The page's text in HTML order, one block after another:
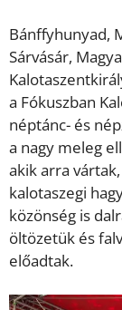
Bánffyhunyad,
Sárvásár,
a Fókuszban
néptánc- és
a nagy meleg
akik arra
kalotaszegi
közönség is
öltözetük és
előadtak.